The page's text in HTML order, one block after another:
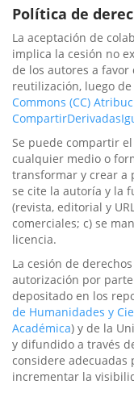
Política de
La aceptación de
implica la cesión no
de los autores a
reutilización, luego
Commons (CC)
Se puede compartir
cualquier medio o
transformar y crear a
se cite la autoría y la
(revista, editorial y
comerciales; c) se
licencia.
La cesión de
autorización por
depositado en los
de Humanidades y
Académica) y de la
y difundido a través
considere adecuadas
incrementar la